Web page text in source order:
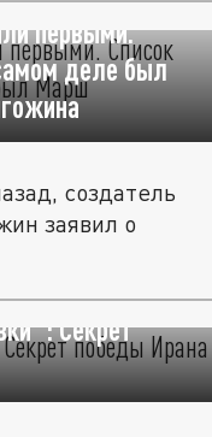
первыми.
деле был
создатель
заявил о
Секрет